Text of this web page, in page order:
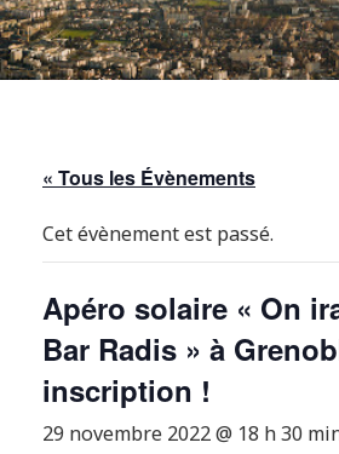
« Tous les Évènements
Cet évènement est passé.
Apéro solaire « On
Bar Radis » à
inscription !
29 novembre 2022 @ 18 h 30